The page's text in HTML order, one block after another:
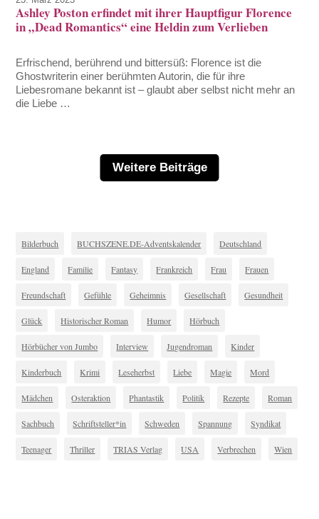
Ashley Poston erfindet mit ihrer Hauptfigur Florence
in „Dead Romantics“ eine Heldin zum Verlieben
Erfrischend, berührend und bittersüß: Florence ist die
Ghostwriterin einer berühmten Autorin, die für ihre
Liebesromane bekannt ist – glaubt aber selbst nicht mehr an
die Liebe …
Weitere Beiträge
Bilderbuch BUCHSZENE.DE-Adventskalender Deutschland
England Familie Fantasy Frankreich Frau Frauen
Freundschaft Gefühle Geheimnis Gesellschaft Gesundheit
Glück Historischer Roman Humor Hörbuch
Hörbücher von Jumbo Interview Jugendroman Kinder
Kinderbuch Krimi Leseherbst Liebe Magie Mord
Mädchen Osteraktion Phantastik Politik Rezepte Roman
Sachbuch Schriftsteller*in Schweden Spannung Syndikat
Teenager Thriller TRIAS Verlag USA Verbrechen Wien